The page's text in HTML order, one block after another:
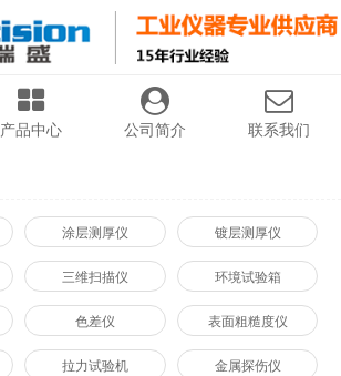
产品中心 公司简介 联系我们
涂层测厚仪 镀层测厚仪
三维扫描仪 环境试验箱
色差仪 表面粗糙度仪
拉力试验机 金属探伤仪